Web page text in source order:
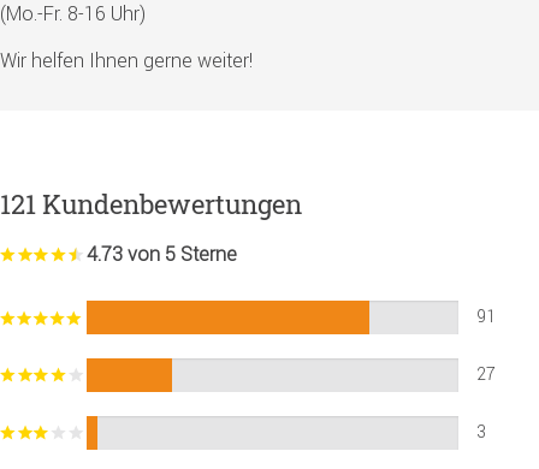
(Mo.-Fr. 8-16 Uhr)
Wir helfen Ihnen gerne weiter!
121 Kundenbewertungen
4.73 von 5 Sterne
91
27
3